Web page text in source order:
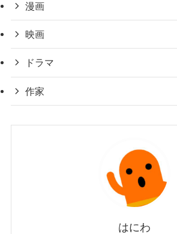
漫画
映画
ドラマ
作家
はにわ